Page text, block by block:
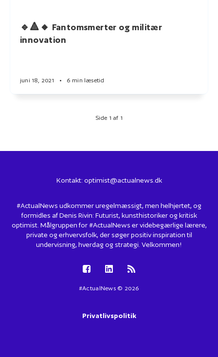
🔹🔺🔸 Fantomsmerter og militær
innovation
juni 18, 2021 • 6 min læsetid
Side 1 af 1
Kontakt: optimist@actualnews.dk
#ActualNews udkommer uregelmæssigt, men helhjertet, og
formidles af Denis Rivin: Futurist, kunsthistoriker og kritisk
optimist. Målgruppen for #ActualNews er videbegærlige lærere,
private og erhvervsfolk, der søger positiv inspiration til
undervisning, hverdag og strategi. Velkommen!
#ActualNews © 2026
Privatlivspolitik